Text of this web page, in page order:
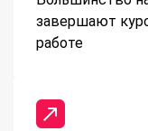
завершают
работе